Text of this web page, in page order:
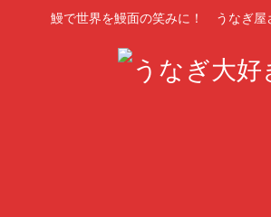
鰻で世界を鰻面の笑みに！ うなぎ屋